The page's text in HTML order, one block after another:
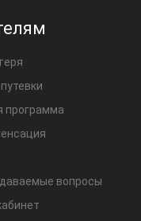
программа
вопросы